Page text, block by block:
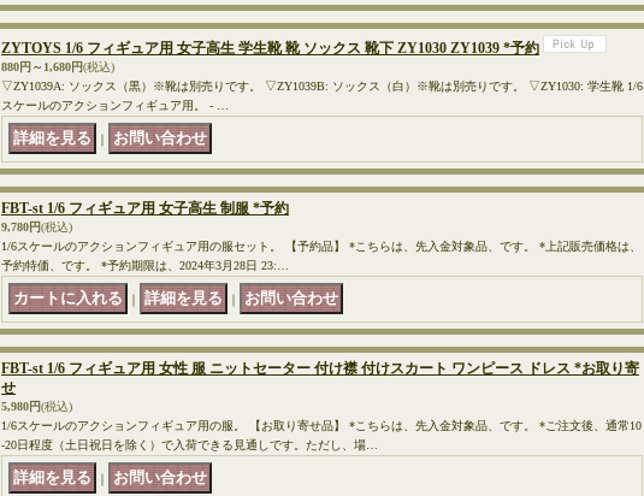
ZYTOYS 1/6 フィギュア用 女子高生 学生靴 靴 ソックス 靴下 ZY1030 ZY1039 *予約
880円～1,680円(税込)
▽ZY1039A: ソックス（黒）※靴は別売りです。 ▽ZY1039B: ソックス（白）※靴は別売りです。 ▽ZY1030: 学生靴 1/6
スケールのアクションフィギュア用。 - …
｜
FBT-st 1/6 フィギュア用 女子高生 制服 *予約
9,780円(税込)
1/6スケールのアクションフィギュア用の服セット。 【予約品】 *こちらは、先入金対象品、です。 *上記販売価格は、
予約特価、です。 *予約期限は、2024年3月28日 23:…
｜ ｜
FBT-st 1/6 フィギュア用 女性 服 ニットセーター 付け襟 付けスカート ワンピース ドレス *お取り寄
せ
5,980円(税込)
1/6スケールのアクションフィギュア用の服。 【お取り寄せ品】 *こちらは、先入金対象品、です。 *ご注文後、通常10
-20日程度（土日祝日を除く）で入荷できる見通しです。ただし、場…
｜